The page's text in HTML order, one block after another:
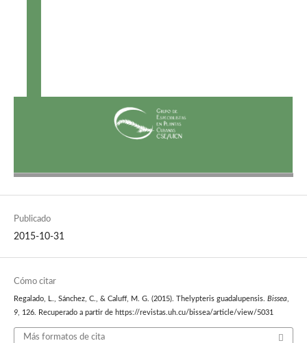
Publicado
2015-10-31
Cómo citar
Regalado, L., Sánchez, C., & Caluff, M. G. (2015). Thelypteris guadalupensis. Bissea,
9, 126. Recuperado a partir de https://revistas.uh.cu/bissea/article/view/5031
Más formatos de cita